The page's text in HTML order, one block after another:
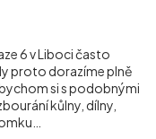
6 v Libocičasto
proto dorazíme plně
si s podobnými
kůlny, dílny,